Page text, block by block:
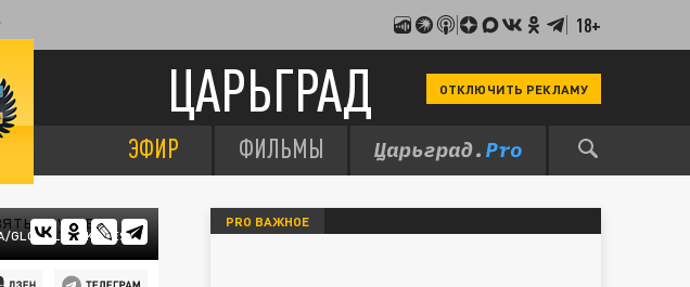
18+
ЦАРЬГРАД ОТКЛЮЧИТЬ РЕКЛАМУ
ЭФИР ФИЛЬМЫ
GLOBALLOOKPRESS
PRO ВАЖНОЕ